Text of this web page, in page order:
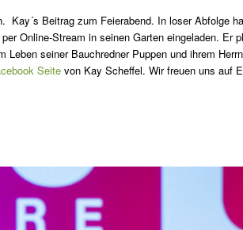
Kay´s Beitrag zum Feierabend. In loser Abfolge
Online-Stream in seinen Garten eingeladen. Er
seiner Bauchredner Puppen und ihrem
Seite von Kay Scheffel. Wir freuen uns auf